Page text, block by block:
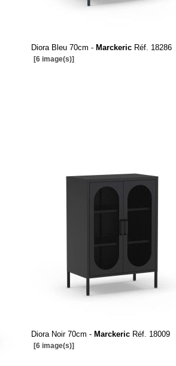
Diora Bleu 70cm - Marckeric Réf. 18286
[6 image(s)]
Diora Noir 70cm - Marckeric Réf. 18009
[6 image(s)]